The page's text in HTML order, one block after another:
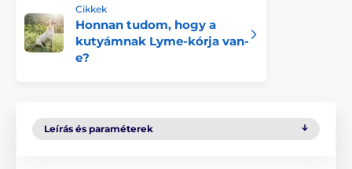
Cikkek
Honnan tudom, hogy a
kutyámnak Lyme-kórja van-
e?
Leírás és paraméterek